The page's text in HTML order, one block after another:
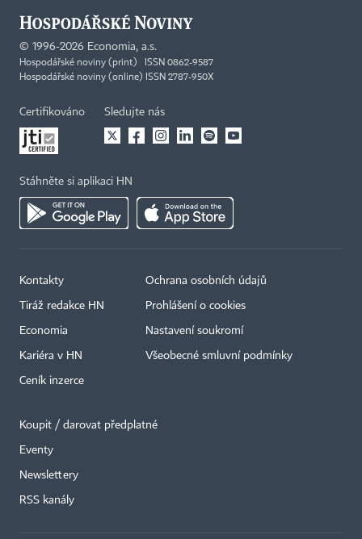
© 1996-2026 Economia, a.s.
Hospodářské noviny (print) ISSN 0862-9587
Hospodářské noviny (online) ISSN 2787-950X
Certifikováno Sledujte nás
Stáhněte si aplikaci HN
Kontakty
Tiráž redakce HN
Economia
Kariéra v HN
Ceník inzerce
Ochrana osobních údajů
Prohlášení o cookies
Nastavení soukromí
Všeobecné smluvní podmínky
Koupit / darovat předplatné
Eventy
Newslettery
RSS kanály